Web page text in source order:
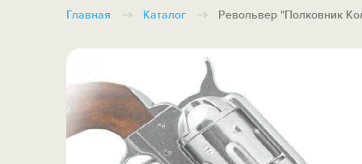
Главная Каталог Револьвер "Полковник